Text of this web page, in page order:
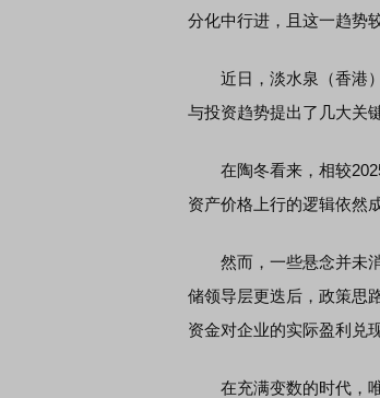
分化中行进，且这一趋势
近日，淡水泉（香港）
与投资趋势提出了几大关
在陶冬看来，相较2025
资产价格上行的逻辑依然
然而，一些悬念并未消
储领导层更迭后，政策思
资金对企业的实际盈利兑
在充满变数的时代，唯